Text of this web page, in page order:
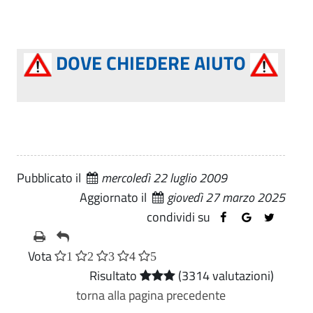
DOVE CHIEDERE AIUTO
Pubblicato il
mercoledì 22 luglio 2009
Aggiornato il
giovedì 27 marzo 2025
condividi su
Vota 1 2 3 4 5
Risultato
(3314 valutazioni)
torna alla pagina precedente